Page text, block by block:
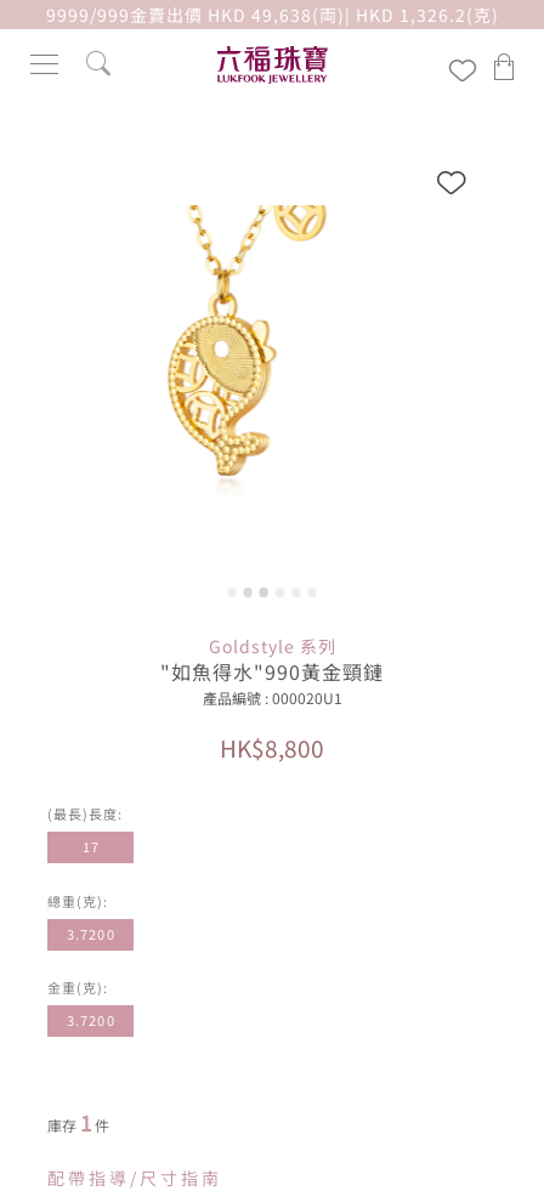
9999/999金賣出價 HKD 49,638(両)| HKD 1,326.2(克)
Goldstyle 系列
"如魚得水"990黃金頸鏈
產品編號 : 000020U1
HK$8,800
(最長)長度:
17
總重(克):
3.7200
金重(克):
3.7200
庫存 1件
配帶指導/尺寸指南